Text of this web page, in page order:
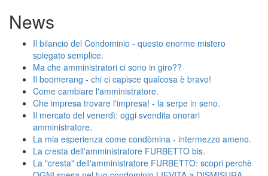
News
Il bilancio del Condominio - questo enorme mistero
spiegato semplice.
Ma che amministratori ci sono in giro??
Il boomerang - chi ci capisce qualcosa è bravo!
Come cambiare l'amministratore.
Che impresa trovare l'impresa! - la serpe in seno.
Il mercato del venerdì: oggi svendita onorari
amministratore.
La mia esperienza come condòmina - intermezzo ameno.
La cresta dell'amministratore FURBETTO bis.
La "cresta" dell'amministratore FURBETTO: scopri perchè